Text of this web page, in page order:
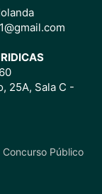
25A, Sala C -
Concurso Público